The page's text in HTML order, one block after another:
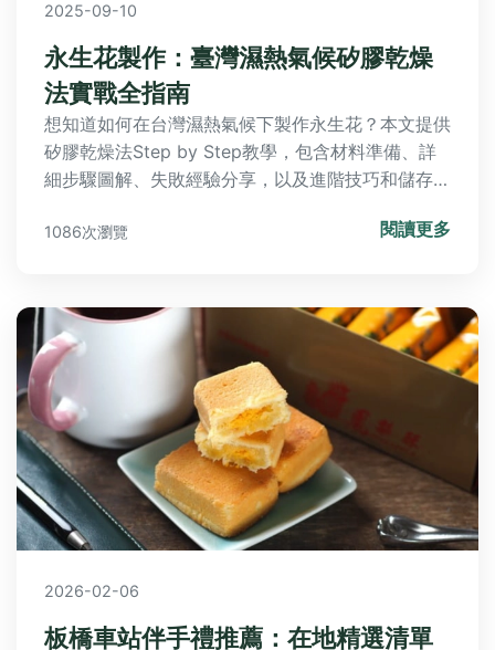
2025-09-10
永生花製作：臺灣濕熱氣候矽膠乾燥
法實戰全指南
想知道如何在台灣濕熱氣候下製作永生花？本文提供
矽膠乾燥法Step by Step教學，包含材料準備、詳
細步驟圖解、失敗經驗分享，以及進階技巧和儲存秘
到臺灣在地材料購買地點！
1086次瀏覽 閱讀更多
2026-02-06
板橋車站伴手禮推薦：在地精選清單